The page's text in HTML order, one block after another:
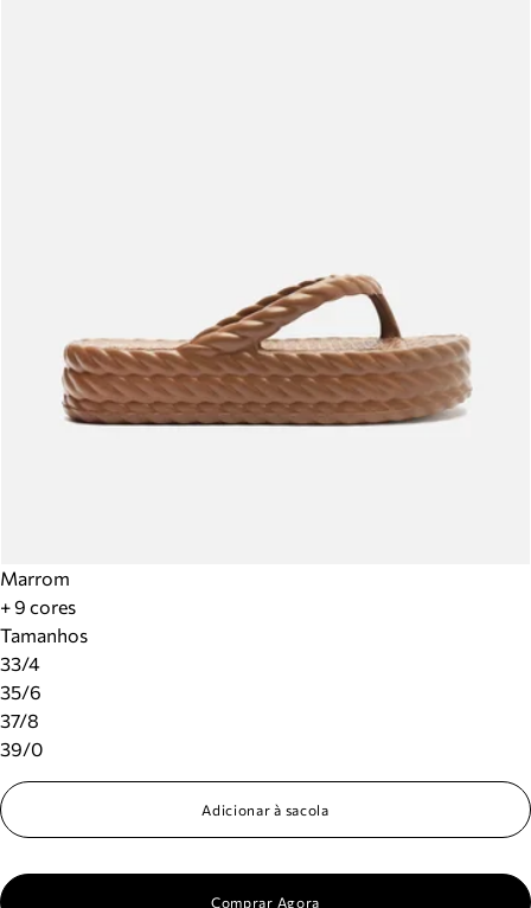
Marrom
+ 9 cores
Tamanhos
33/4
35/6
37/8
39/0
Adicionar à sacola
Comprar Agora